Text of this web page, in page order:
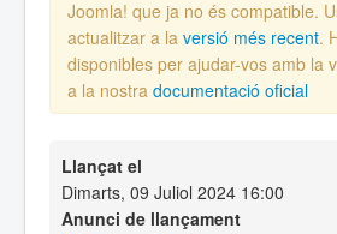
Joomla! que ja no és compatible.
actualitzar a la versió més recent.
disponibles per ajudar-vos amb la
a la nostra documentació oficial
Llançat el
Dimarts, 09 Juliol 2024 16:00
Anunci de llançament